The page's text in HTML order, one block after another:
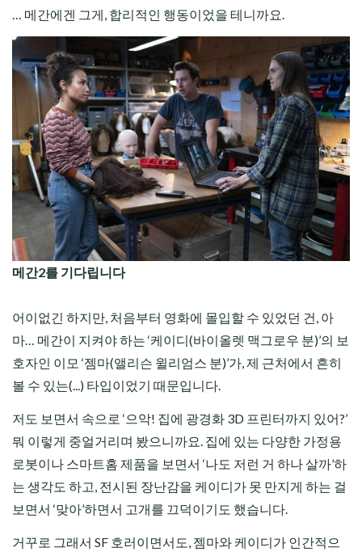
… 메간에겐 그게, 합리적인 행동이었을 테니까요.
메간2를 기다립니다
어이없긴 하지만, 처음부터 영화에 몰입할 수 있었던 건, 아
마… 메간이 지켜야 하는 ‘케이디(바이올렛 맥그로우 분)’의 보
호자인 이모 ‘젬마(앨리슨 윌리엄스 분)’가, 제 근처에서 흔히
볼 수 있는(...) 타입이었기 때문입니다.
저도 보면서 속으로 ‘으악! 집에 광경화 3D 프린터까지 있어?’
뭐 이렇게 중얼거리며 봤으니까요. 집에 있는 다양한 가정용
로봇이나 스마트홈 제품을 보면서 ‘나도 저런 거 하나 살까’하
는 생각도 하고, 전시된 장난감을 케이디가 못 만지게 하는 걸
보면서 ‘맞아’하면서 고개를 끄덕이기도 했습니다.
거꾸로 그래서 SF 호러이면서도, 젬마와 케이디가 인간적으